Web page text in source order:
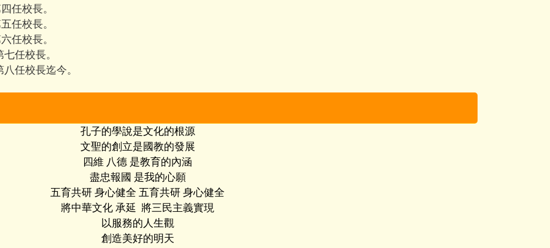
任校長。
任校長。
任校長。
七任校長。
八任校長迄今。
孔子的學說是文化的根源
文聖的創立是國教的發展
四維 八德 是教育的內涵
盡忠報國 是我的心願
五育共研 身心健全 五育共研 身心健全
將中華文化 承延 將三民主義實現
以服務的人生觀
創造美好的明天